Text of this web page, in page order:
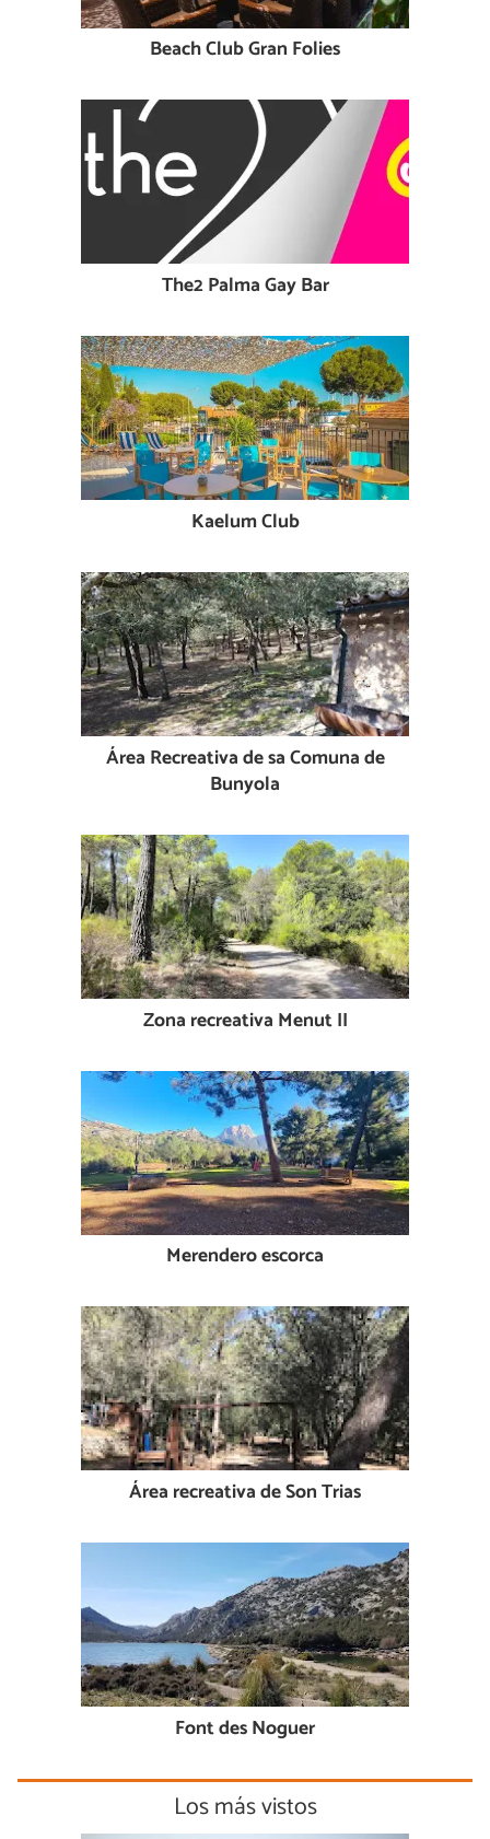
Beach Club Gran Folies
The2 Palma Gay Bar
Kaelum Club
Área Recreativa de sa Comuna de
Bunyola
Zona recreativa Menut II
Merendero escorca
Área recreativa de Son Trias
Font des Noguer
Los más vistos